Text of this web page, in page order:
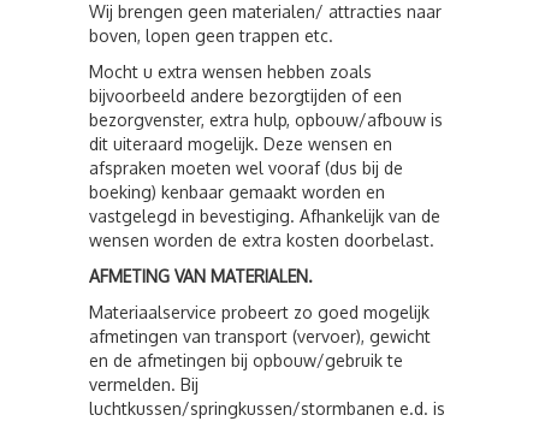
Wij brengen geen materialen/ attracties naar
boven, lopen geen trappen etc.
Mocht u extra wensen hebben zoals
bijvoorbeeld andere bezorgtijden of een
bezorgvenster, extra hulp, opbouw/afbouw is
dit uiteraard mogelijk. Deze wensen en
afspraken moeten wel vooraf (dus bij de
boeking) kenbaar gemaakt worden en
vastgelegd in bevestiging. Afhankelijk van de
wensen worden de extra kosten doorbelast.
AFMETING VAN MATERIALEN.
Materiaalservice probeert zo goed mogelijk
afmetingen van transport (vervoer), gewicht
en de afmetingen bij opbouw/gebruik te
vermelden. Bij
luchtkussen/springkussen/stormbanen e.d. is